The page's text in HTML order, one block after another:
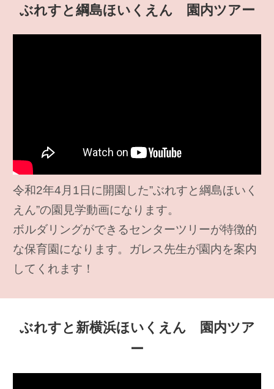
ぶれすと綱島ほいくえん 園内ツアー
令和2年4月1日に開園した”ぶれすと綱島ほいく
えん”の園見学動画になります。
ボルダリングができるセンターツリーが特徴的
な保育園になります。ガレス先生が園内を案内
してくれます！
ぶれすと新横浜ほいくえん 園内ツア
ー